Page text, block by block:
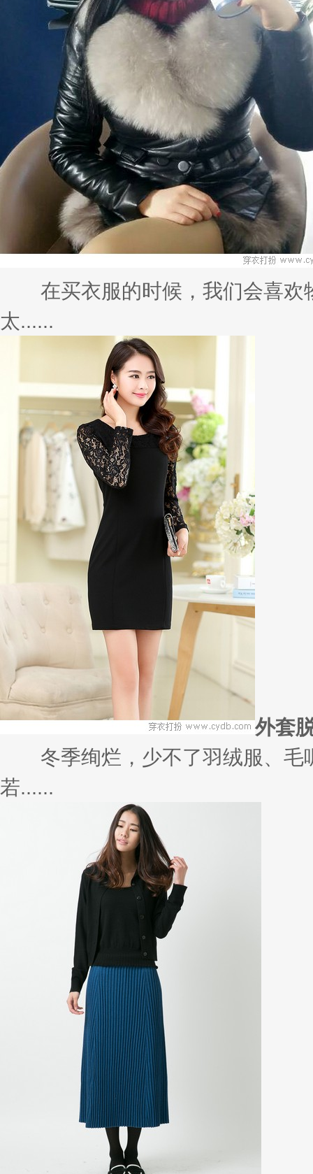
在买衣服的时候，我们会喜欢
太......
外套
冬季绚烂，少不了羽绒服、毛
若......